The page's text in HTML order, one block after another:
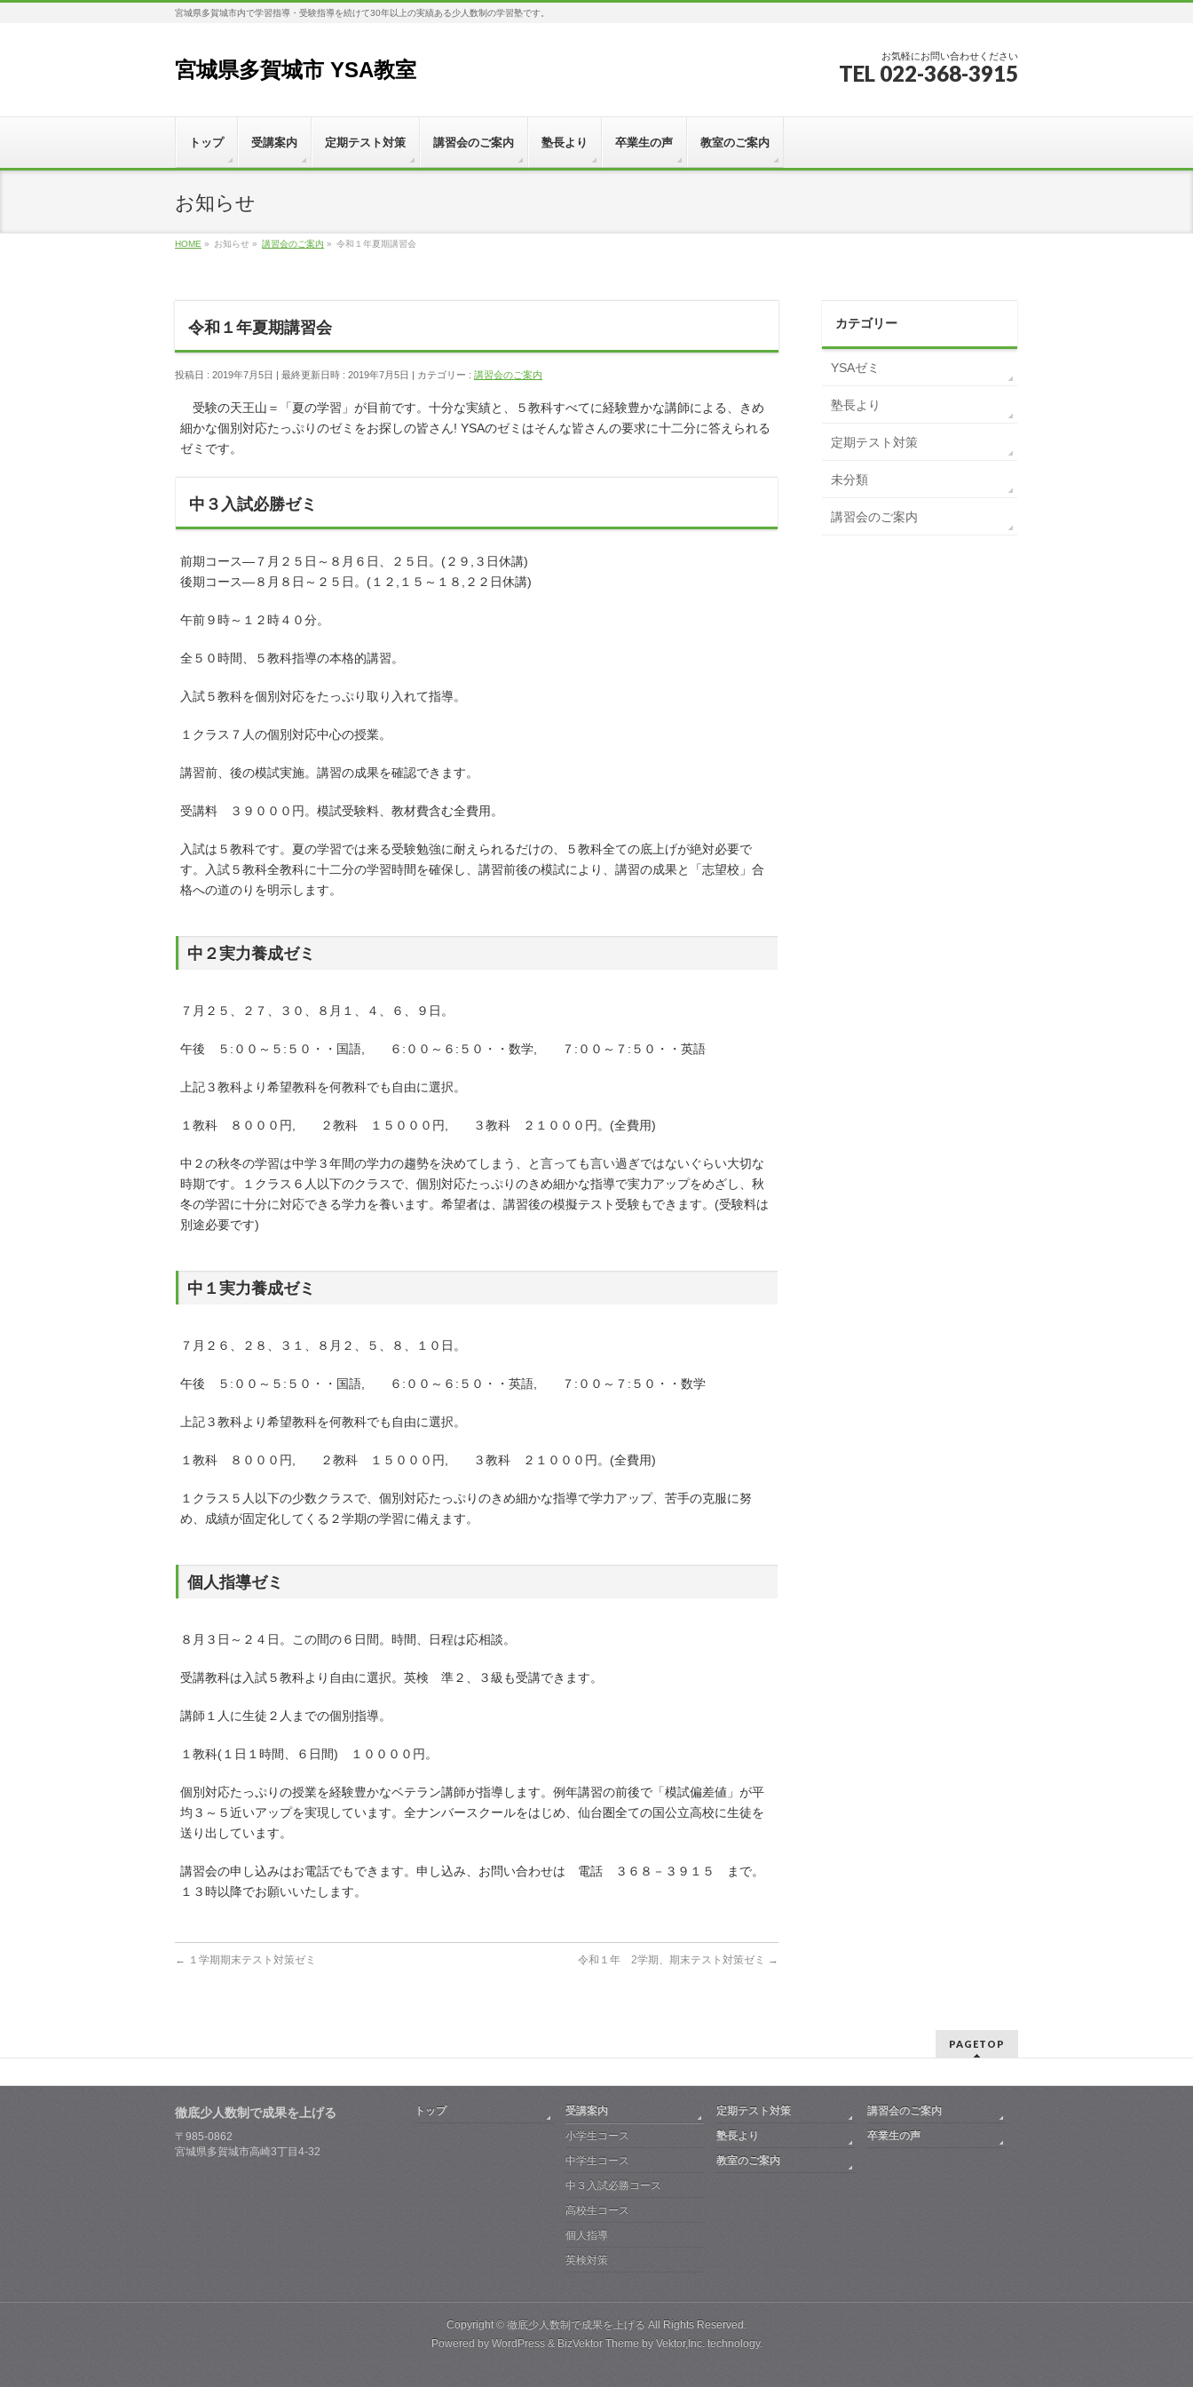
宮城県多賀城市内で学習指導・受験指導を続けて30年以上の実績ある少人数制の学習塾です。
宮城県多賀城市 YSA教室
お気軽にお問い合わせください
TEL 022-368-3915
トップ 受講案内 定期テスト対策 講習会のご案内 塾長より 卒業生の声 教室のご案内
お知らせ
HOME » お知らせ » 講習会のご案内 » 令和１年夏期講習会
令和１年夏期講習会
投稿日 : 2019年7月5日 最終更新日時 : 2019年7月5日 カテゴリー : 講習会のご案内
受験の天王山＝「夏の学習」が目前です。十分な実績と、５教科すべてに経験豊かな講師による、きめ
細かな個別対応たっぷりのゼミをお探しの皆さん! YSAのゼミはそんな皆さんの要求に十二分に答えられる
ゼミです。
中３入試必勝ゼミ
前期コース—７月２５日～８月６日、２５日。(２９,３日休講)
後期コース—８月８日～２５日。(１２,１５～１８,２２日休講)
午前９時～１２時４０分。
全５０時間、５教科指導の本格的講習。
入試５教科を個別対応をたっぷり取り入れて指導。
１クラス７人の個別対応中心の授業。
講習前、後の模試実施。講習の成果を確認できます。
受講料 ３９０００円。模試受験料、教材費含む全費用。
入試は５教科です。夏の学習では来る受験勉強に耐えられるだけの、５教科全ての底上げが絶対必要で
す。入試５教科全教科に十二分の学習時間を確保し、講習前後の模試により、講習の成果と「志望校」合
格への道のりを明示します。
中２実力養成ゼミ
７月２５、２７、３０、８月１、４、６、９日。
午後 ５:００～５:５０・・国語, ６:００～６:５０・・数学, ７:００～７:５０・・英語
上記３教科より希望教科を何教科でも自由に選択。
１教科 ８０００円, ２教科 １５０００円, ３教科 ２１０００円。(全費用)
中２の秋冬の学習は中学３年間の学力の趨勢を決めてしまう、と言っても言い過ぎではないぐらい大切な
時期です。１クラス６人以下のクラスで、個別対応たっぷりのきめ細かな指導で実力アップをめざし、秋
冬の学習に十分に対応できる学力を養います。希望者は、講習後の模擬テスト受験もできます。(受験料は
別途必要です)
中１実力養成ゼミ
７月２６、２８、３１、８月２、５、８、１０日。
午後 ５:００～５:５０・・国語, ６:００～６:５０・・英語, ７:００～７:５０・・数学
上記３教科より希望教科を何教科でも自由に選択。
１教科 ８０００円, ２教科 １５０００円, ３教科 ２１０００円。(全費用)
１クラス５人以下の少数クラスで、個別対応たっぷりのきめ細かな指導で学力アップ、苦手の克服に努
め、成績が固定化してくる２学期の学習に備えます。
個人指導ゼミ
８月３日～２４日。この間の６日間。時間、日程は応相談。
受講教科は入試５教科より自由に選択。英検 準２、３級も受講できます。
講師１人に生徒２人までの個別指導。
１教科(１日１時間、６日間) １００００円。
個別対応たっぷりの授業を経験豊かなベテラン講師が指導します。例年講習の前後で「模試偏差値」が平
均３～５近いアップを実現しています。全ナンバースクールをはじめ、仙台圏全ての国公立高校に生徒を
送り出しています。
講習会の申し込みはお電話でもできます。申し込み、お問い合わせは 電話 ３６８－３９１５ まで。
１３時以降でお願いいたします。
← １学期期末テスト対策ゼミ 令和１年 2学期、期末テスト対策ゼミ →
カテゴリー
YSAゼミ
塾長より
定期テスト対策
未分類
講習会のご案内
PAGETOP
徹底少人数制で成果を上げる
〒985-0862
宮城県多賀城市高崎3丁目4-32
トップ
受講案内
小学生コース
中学生コース
中３入試必勝コース
高校生コース
個人指導
英検対策
定期テスト対策
講習会のご案内
塾長より
卒業生の声
教室のご案内
Copyright © 徹底少人数制で成果を上げる All Rights Reserved.
Powered by WordPress& BizVektor Theme by Vektor,Inc.technology.